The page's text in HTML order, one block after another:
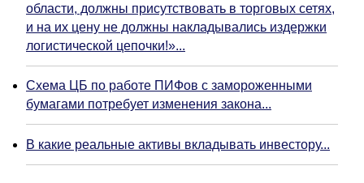
области, должны присутствовать в торговых сетях,
и на их цену не должны накладывались издержки
логистической цепочки!»...
Схема ЦБ по работе ПИФов с замороженными
бумагами потребует изменения закона...
В какие реальные активы вкладывать инвестору...